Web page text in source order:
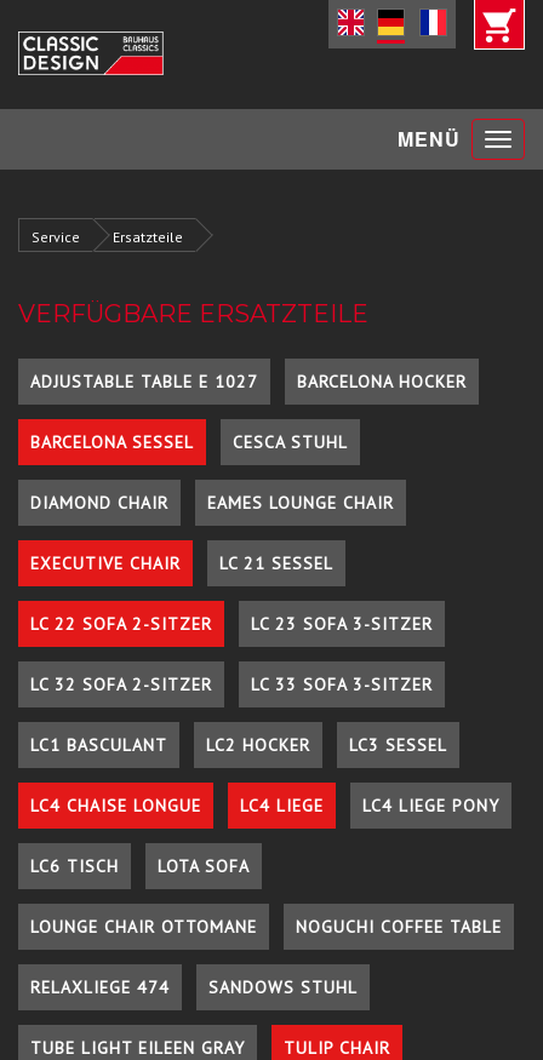
MENÜ Toggle
Service Ersatzteile
VERFÜGBARE ERSATZTEILE
ADJUSTABLE TABLE E 1027 BARCELONA HOCKER
BARCELONA SESSEL CESCA STUHL
DIAMOND CHAIR EAMES LOUNGE CHAIR
EXECUTIVE CHAIR LC 21 SESSEL
LC 22 SOFA 2-SITZER LC 23 SOFA 3-SITZER
LC 32 SOFA 2-SITZER LC 33 SOFA 3-SITZER
LC1 BASCULANT LC2 HOCKER LC3 SESSEL
LC4 CHAISE LONGUE LC4 LIEGE LC4 LIEGE PONY
LC6 TISCH LOTA SOFA
LOUNGE CHAIR OTTOMANE NOGUCHI COFFEE TABLE
RELAXLIEGE 474 SANDOWS STUHL
TUBE LIGHT EILEEN GRAY TULIP CHAIR